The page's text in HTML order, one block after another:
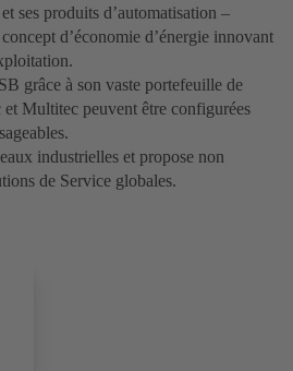
ses produits d’automatisation –
d’économie d’énergie innovant
grâce à son vaste portefeuille de
Multitec peuvent être configurées
industrielles et propose non
de Service globales.